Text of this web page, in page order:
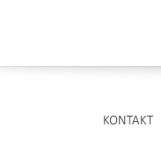
KONTAKT